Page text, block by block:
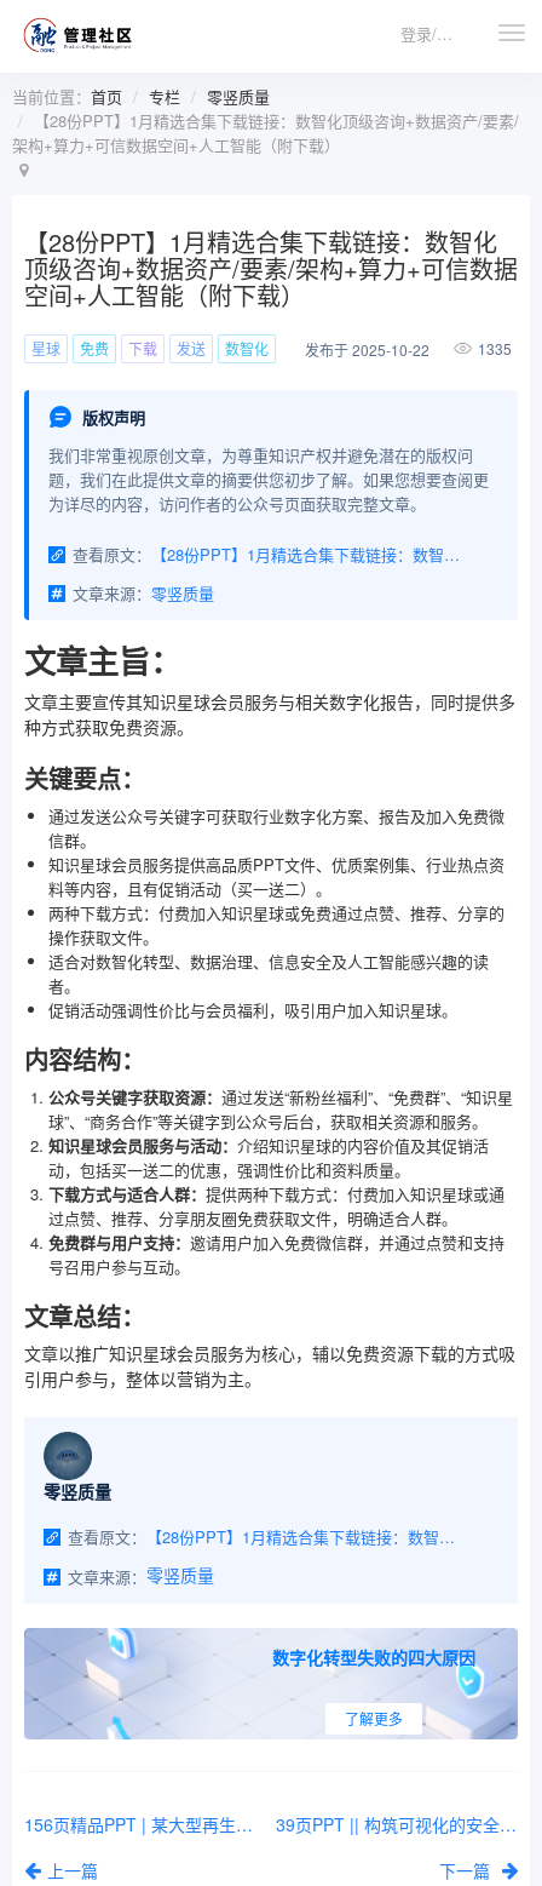
登录/注册
当前位置： 首页 专栏
零竖质量
【28份PPT】1月精选合集下载链接：数智化顶级咨询+数据资产/要素/
架构+算力+可信数据空间+人工智能（附下载）
【28份PPT】1月精选合集下载链接：数智化
顶级咨询+数据资产/要素/架构+算力+可信数据
空间+人工智能（附下载）
星球 免费 下载 发送 数智化 发布于 2025-10-22 1335
版权声明
我们非常重视原创文章，为尊重知识产权并避免潜在的版权问
题，我们在此提供文章的摘要供您初步了解。如果您想要查阅更
为详尽的内容，访问作者的公众号页面获取完整文章。
查看原文：
【28份PPT】1月精选合集下载链接：数智化顶级咨询+数据资产/要素/架构+算力+可信数据空间+人工智能（附下载）
文章来源： 零竖质量
文章主旨：
文章主要宣传其知识星球会员服务与相关数字化报告，同时提供多
种方式获取免费资源。
关键要点：
通过发送公众号关键字可获取行业数字化方案、报告及加入免费微
信群。
知识星球会员服务提供高品质PPT文件、优质案例集、行业热点资
料等内容，且有促销活动（买一送二）。
两种下载方式：付费加入知识星球或免费通过点赞、推荐、分享的
操作获取文件。
适合对数智化转型、数据治理、信息安全及人工智能感兴趣的读
者。
促销活动强调性价比与会员福利，吸引用户加入知识星球。
内容结构：
公众号关键字获取资源： 通过发送“新粉丝福利”、“免费群”、“知识星
球”、“商务合作”等关键字到公众号后台，获取相关资源和服务。
知识星球会员服务与活动： 介绍知识星球的内容价值及其促销活
动，包括买一送二的优惠，强调性价比和资料质量。
下载方式与适合人群： 提供两种下载方式：付费加入知识星球或通
过点赞、推荐、分享朋友圈免费获取文件，明确适合人群。
免费群与用户支持： 邀请用户加入免费微信群，并通过点赞和支持
号召用户参与互动。
文章总结：
文章以推广知识星球会员服务为核心，辅以免费资源下载的方式吸
引用户参与，整体以营销为主。
零竖质量
查看原文：
【28份PPT】1月精选合集下载链接：数智化顶级咨询+数据资产/要素/架构+算力+可信数据空间+人工智能（附下载）
文章来源： 零竖质量
数字化转型失败的四大原因
了解更多
156页精品PPT | 某大型再生资源集团数字化转型的SAP咨询方案深度剖析（原版PPT下载）
上一篇
39页PPT || 构筑可视化的安全防线：大数据安全态势感知解决方案深度解析（附方案下载）
下一篇